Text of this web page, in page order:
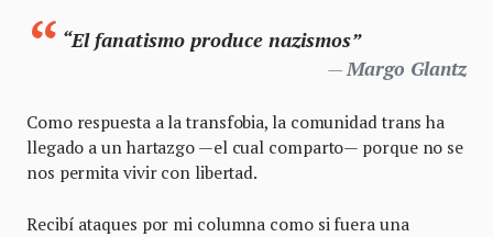
“El fanatismo produce nazismos”
Margo Glantz
Como respuesta a la transfobia, la comunidad trans ha
llegado a un hartazgo —el cual comparto— porque no se
nos permita vivir con libertad.
Recibí ataques por mi columna como si fuera una